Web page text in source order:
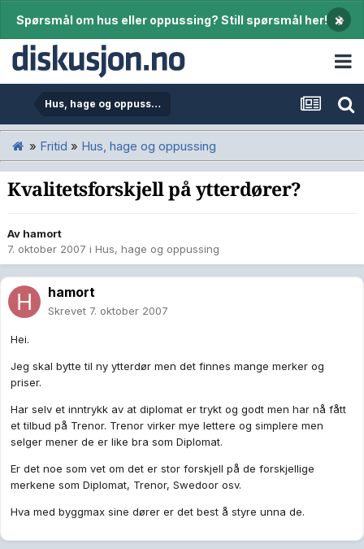
Spørsmål om hus eller oppussing? Still spørsmål her! ×
Hus, hage og oppussing
» Fritid » Hus, hage og oppussing
Kvalitetsforskjell på ytterdører?
Av hamort
7. oktober 2007 i Hus, hage og oppussing
hamort
Skrevet 7. oktober 2007
Hei.
Jeg skal bytte til ny ytterdør men det finnes mange merker og
priser.
Har selv et inntrykk av at diplomat er trykt og godt men har nå fått
et tilbud på Trenor. Trenor virker mye lettere og simplere men
selger mener de er like bra som Diplomat.
Er det noe som vet om det er stor forskjell på de forskjellige
merkene som Diplomat, Trenor, Swedoor osv.
Hva med byggmax sine dører er det best å styre unna de.